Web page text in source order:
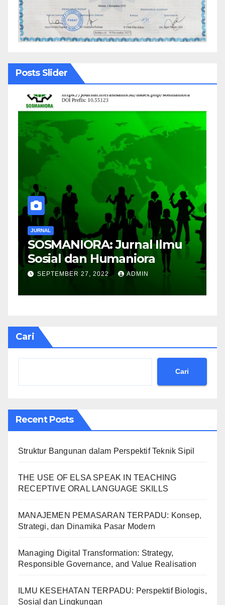
Posts Slider
JURNAL
SOSMANIORA: Jurnal Ilmu
Sosial dan Humaniora
SEPTEMBER 27, 2022 ADMIN
Cari
Cari
Recent Posts
Struktur Bangunan dalam Perspektif Teknik Sipil
THE USE OF ELSA SPEAK IN TEACHING
RECEPTIVE ORAL LANGUAGE SKILLS
MANAJEMEN PEMASARAN TERPADU: Konsep,
Strategi, dan Dinamika Pasar Modern
Managing Digital Transformation: Strategy,
Responsible Governance, and Value Realisation
ILMU KESEHATAN TERPADU: Perspektif Biologis,
Sosial dan Lingkungan